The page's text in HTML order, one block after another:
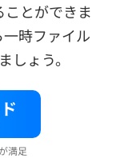
とができま
時ファイル
しょう。
満足